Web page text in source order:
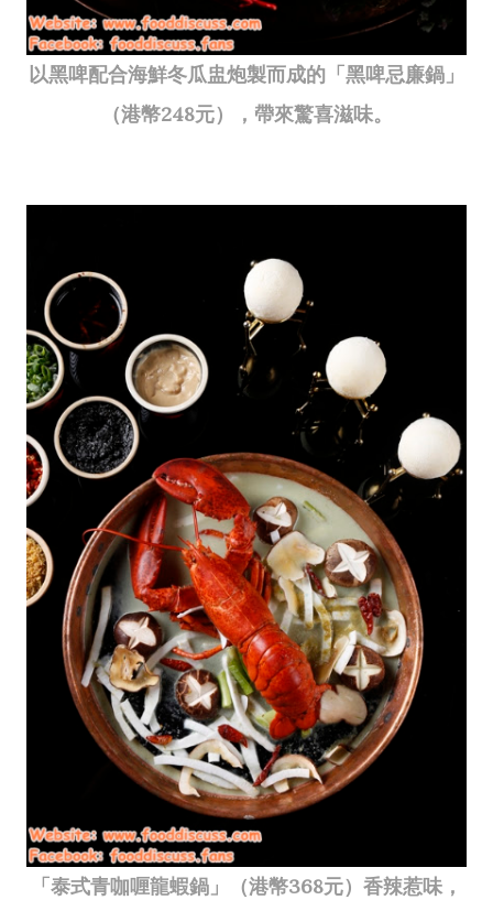
以黑啤配合海鮮冬瓜盅炮製而成的「黑啤忌廉鍋」
（港幣248元），帶來驚喜滋味。
「泰式青咖喱龍蝦鍋」（港幣368元）香辣惹味，